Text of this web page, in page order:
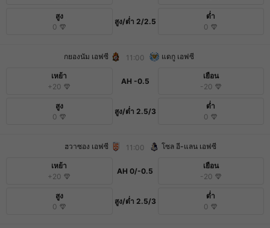
สูง
0
สูง/ต่ำ 2/2.5
ต่ำ
0
กยองนัม เอฟซี 11:00 แดกู เอฟซี
เหย้า
+20
AH -0.5
เยือน
-20
สูง
0
สูง/ต่ำ 2.5/3
ต่ำ
0
ฮวาซอง เอฟซี 11:00 โซล อี-แลน เอฟซี
เหย้า
+20
AH 0/-0.5
เยือน
-20
สูง
0
สูง/ต่ำ 2.5/3
ต่ำ
0